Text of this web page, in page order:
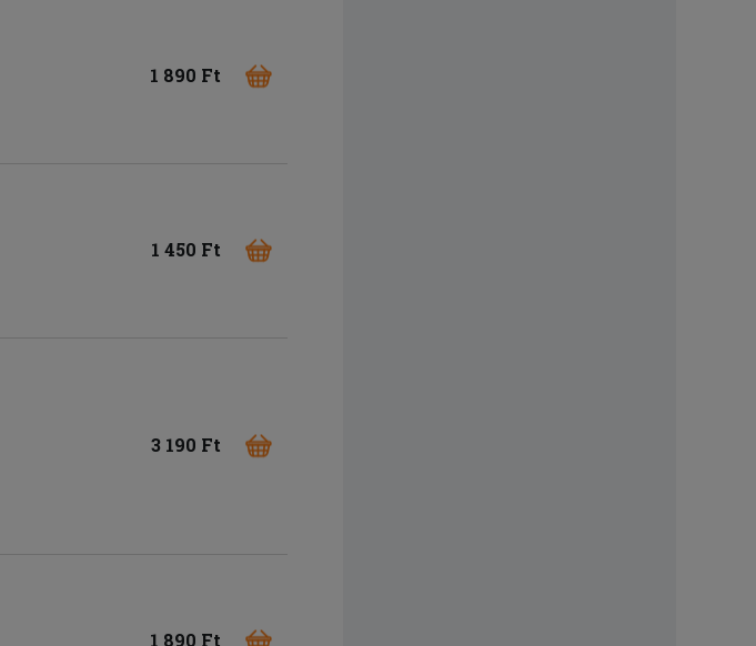
1 890 Ft
1 450 Ft
3 190 Ft
1 890 Ft